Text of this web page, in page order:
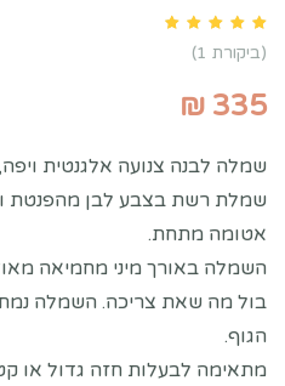
1
customer rating
(ביקורת 1
)
₪ 335
שמלה לבנה צנועה אלגנטית
שמלת רשת בצבע לבן מהפנטת
אטומה מתחת.
השמלה באורך מיני מחמיאה
בול מה שאת צריכה. השמלה
הגוף.
מתאימה לבעלות חזה גדול או